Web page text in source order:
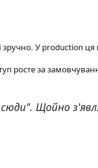
зручно. У production
росте за
сюди". Щойно